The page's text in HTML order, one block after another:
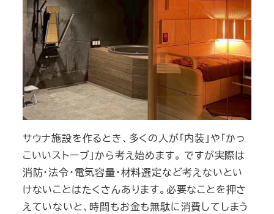
サウナ施設を作るとき、多くの人が「内装」や「かっ
こいいストーブ」から考え始めます。 ですが実際は
消防・法令・電気容量・材料選定など考えないとい
けないことはたくさんあります。必要なことを押さ
えていないと、時間もお金も無駄に消費してしまう